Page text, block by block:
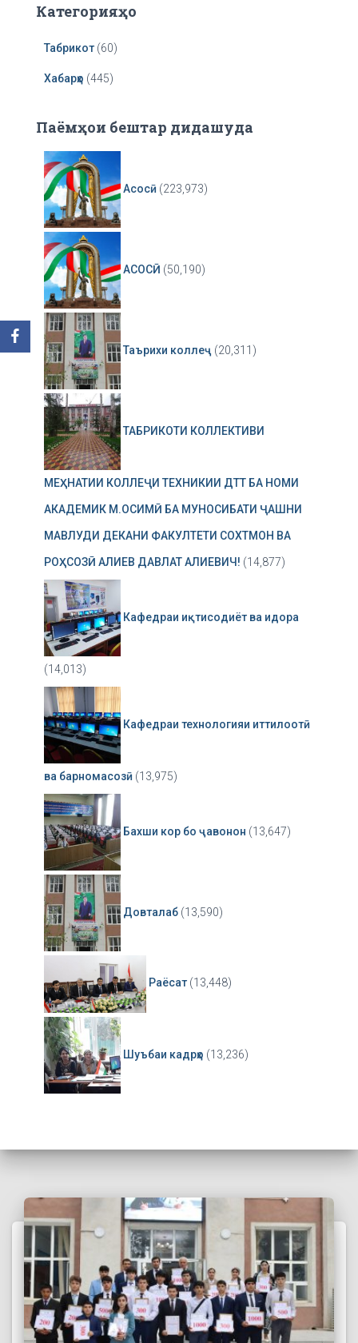
Категорияҳо
Табрикот (60)
Хабарҳо (445)
Паёмҳои бештар дидашуда
Асосӣ (223,973)
АСОСӢ (50,190)
Таърихи коллеҷ (20,311)
ТАБРИКОТИ КОЛЛЕКТИВИ
МЕҲНАТИИ КОЛЛЕҶИ ТЕХНИКИИ ДТТ БА НОМИ
АКАДЕМИК М.ОСИМӢ БА МУНОСИБАТИ ҶАШНИ
МАВЛУДИ ДЕКАНИ ФАКУЛТЕТИ СОХТМОН ВА
РОҲСОЗӢ АЛИЕВ ДАВЛАТ АЛИЕВИЧ! (14,877)
Кафедраи иқтисодиёт ва идора
(14,013)
Кафедраи технологияи иттилоотӣ
ва барномасозӣ (13,975)
Бахши кор бо ҷавонон (13,647)
Довталаб (13,590)
Раёсат (13,448)
Шуъбаи кадрҳо (13,236)